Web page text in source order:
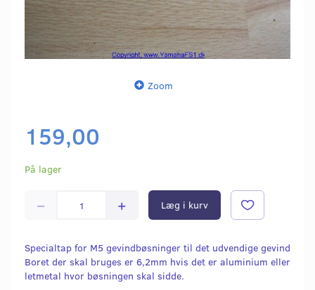
Zoom
159,00
På lager
Læg i kurv
Specialtap for M5 gevindbøsninger til det udvendige gevind
Boret der skal bruges er 6,2mm hvis det er aluminium eller
letmetal hvor bøsningen skal sidde.